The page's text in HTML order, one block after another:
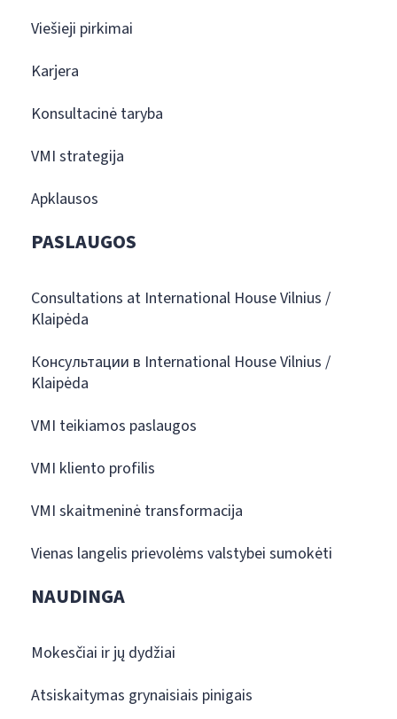
Viešieji pirkimai
Karjera
Konsultacinė taryba
VMI strategija
Apklausos
PASLAUGOS
Consultations at International House Vilnius /
Klaipėda
Консультации в International House Vilnius /
Klaipėda
VMI teikiamos paslaugos
VMI kliento profilis
VMI skaitmeninė transformacija
Vienas langelis prievolėms valstybei sumokėti
NAUDINGA
Mokesčiai ir jų dydžiai
Atsiskaitymas grynaisiais pinigais